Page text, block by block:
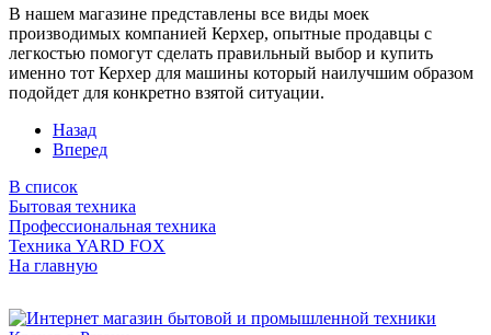
В нашем магазине представлены все виды моек
производимых компанией Керхер, опытные продавцы с
легкостью помогут сделать правильный выбор и купить
именно тот Керхер для машины который наилучшим образом
подойдет для конкретно взятой ситуации.
Назад
Вперед
В список
Бытовая техника
Профессиональная техника
Техника YARD FOX
На главную